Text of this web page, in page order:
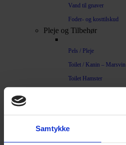
Samtykke
Vand til gnaver
Foder- og kosttilskud
Pleje og Tilbehør
Pels / Pleje
Toilet / Kanin – Marsvin
Toilet Hamster
Bure